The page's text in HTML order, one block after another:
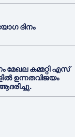
ദിനം
കമ്മറ്റി എസ്
ഉന്നതവിജയം